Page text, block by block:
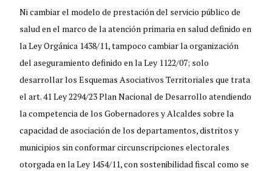
Ni cambiar el modelo de prestación del servicio público de
salud en el marco de la atención primaria en salud definido en
la Ley Orgánica 1438/11, tampoco cambiar la organización
del aseguramiento definido en la Ley 1122/07; solo
desarrollar los Esquemas Asociativos Territoriales que trata
el art. 41 Ley 2294/23 Plan Nacional de Desarrollo atendiendo
la competencia de los Gobernadores y Alcaldes sobre la
capacidad de asociación de los departamentos, distritos y
municipios sin conformar circunscripciones electorales
otorgada en la Ley 1454/11, con sostenibilidad fiscal como se